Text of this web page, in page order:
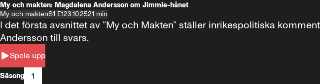
My och makten: Magdalena Andersson om Jimmie-hånet
My och maktenS1 E123.10.2521 min
Spela upp
I det första avsnittet av ”My och Makten” ställer inrikespolitiska
Andersson till svars.
Säsong 1